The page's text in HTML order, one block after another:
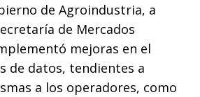
de Agroindustria, a
de Mercados
mejoras en el
de datos, tendientes a
a los operadores, como